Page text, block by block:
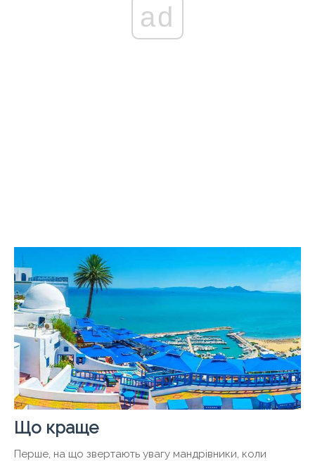
ad
Що краще
Перше, на що звертають увагу мандрівники, коли